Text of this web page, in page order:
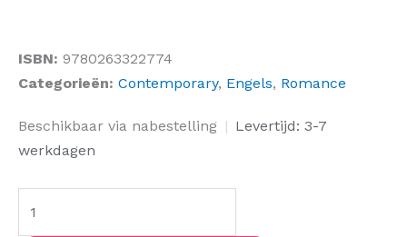
ISBN: 9780263322774
Categorieën: Contemporary, Engels, Romance
Beschikbaar via nabestelling | Levertijd: 3-7
werkdagen
The
Bookbinder's
Love